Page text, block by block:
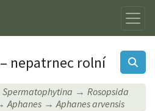
– nepatrnec rolní
Spermatophytina
Rosopsida
Aphanes Aphanes arvensis